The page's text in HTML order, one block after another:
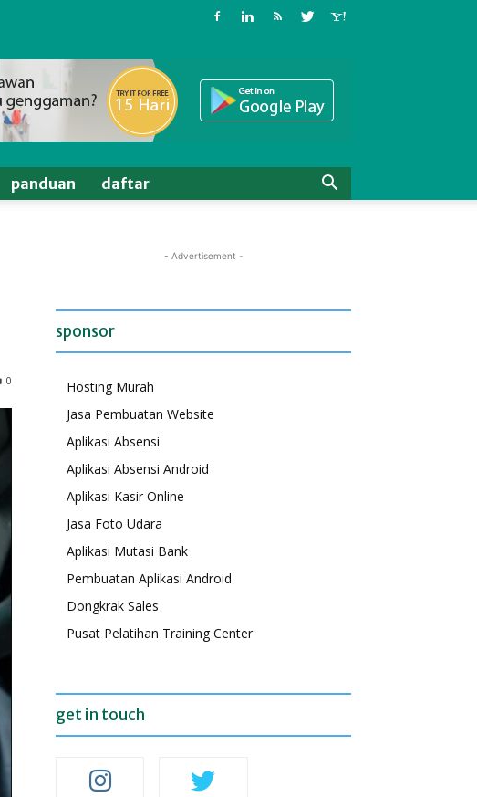
panduan daftar
0
- Advertisement -
sponsor
Hosting Murah
Jasa Pembuatan Website
Aplikasi Absensi
Aplikasi Absensi Android
Aplikasi Kasir Online
Jasa Foto Udara
Aplikasi Mutasi Bank
Pembuatan Aplikasi Android
Dongkrak Sales
Pusat Pelatihan Training Center
get in touch